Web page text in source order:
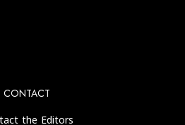
CONTACT
the Editors